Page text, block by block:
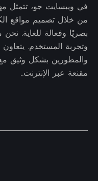
في ويبسايت جو، تتمثل
من خلال تصميم مواقع
بصريًا وفعالة للغاية.
وتجربة المستخدم.
والمطورين بشكل وثيق
مقنعة عبر الإنترنت..